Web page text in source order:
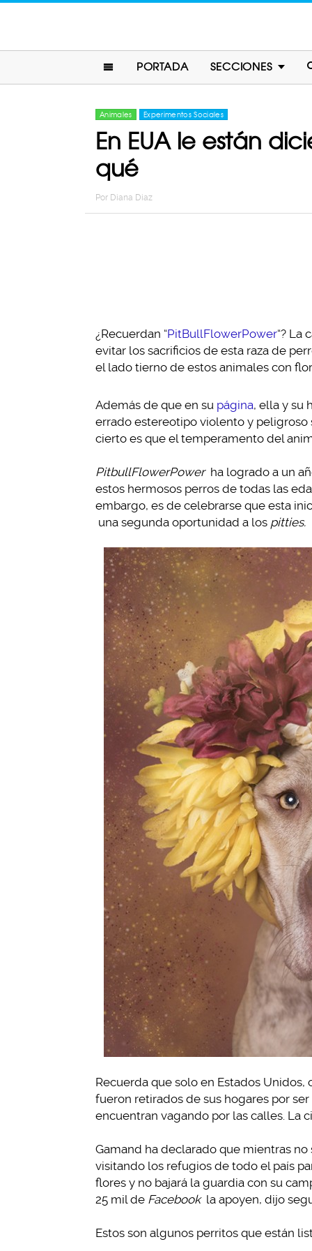
PORTADA SECCIONES
Animales Experimentos Sociales
En EUA le están
qué
Por Diana Diaz
¿Recuerdan “PitBullFlowerPower“? La
evitar los sacrificios de esta raza de
el lado tierno de estos animales con
Además de que en su página, ella y su
errado estereotipo violento y peligroso
cierto es que el temperamento del
PitbullFlowerPower ha logrado a un
estos hermosos perros de todas las
embargo, es de celebrarse que esta
una segunda oportunidad a los pitties.
Recuerda que solo en Estados
fueron retirados de sus hogares por
encuentran vagando por las calles. La
Gamand ha declarado que mientras
visitando los refugios de todo el país
flores y no bajará la guardia con su
25 mil de Facebook la apoyen, dijo
Estos son algunos perritos que están